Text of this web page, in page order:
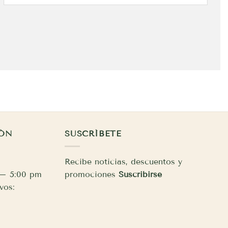
5:00 pm
SUSCRÍBETE
Recibe noticias, descuentos y
promociones Suscribirse